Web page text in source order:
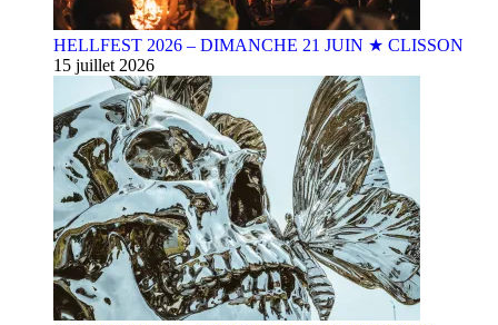
HELLFEST 2026 – DIMANCHE 21 JUIN ★ CLISSON
15 juillet 2026